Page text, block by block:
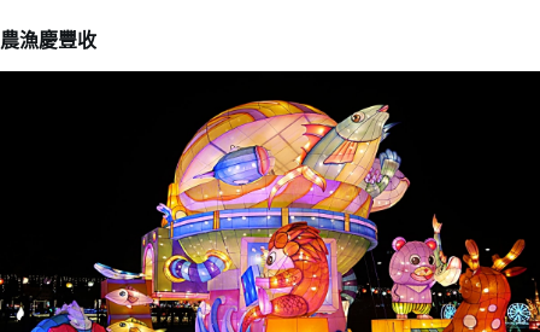
農漁慶豐收